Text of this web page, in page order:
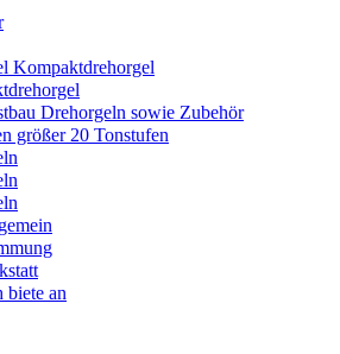
Kompaktdrehorgel
Drehorgeln sowie Zubehör
größer 20 Tonstufen
an